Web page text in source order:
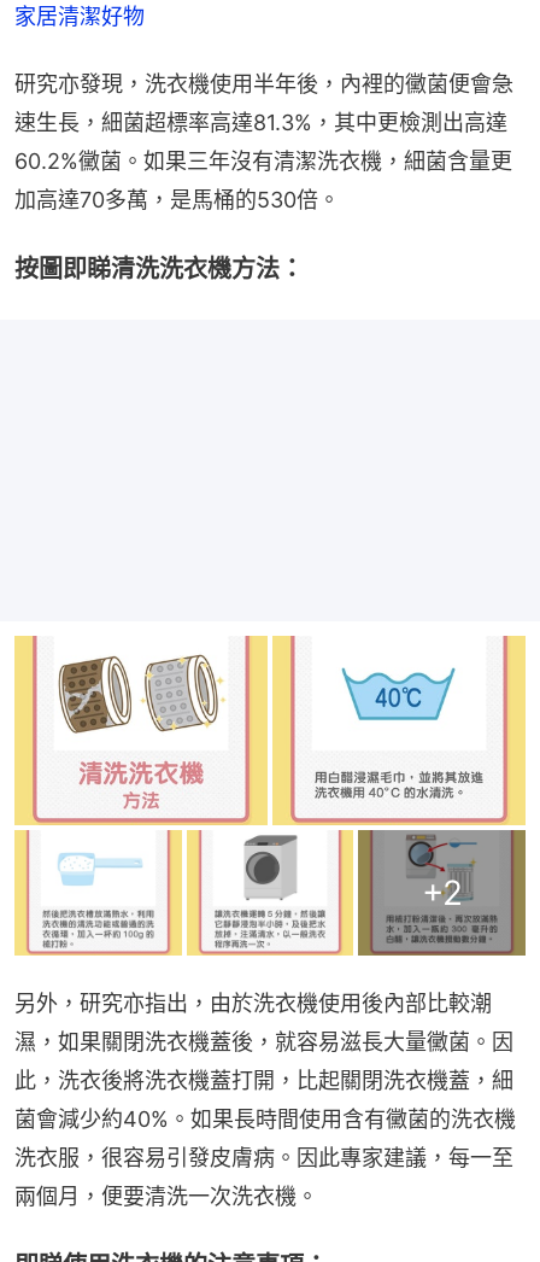
家居清潔好物
研究亦發現，洗衣機使用半年後，內裡的黴菌便會急
速生長，細菌超標率高達81.3%，其中更檢測出高達
60.2%黴菌。如果三年沒有清潔洗衣機，細菌含量更
加高達70多萬，是馬桶的530倍。
按圖即睇清洗洗衣機方法：
+2
另外，研究亦指出，由於洗衣機使用後內部比較潮
濕，如果關閉洗衣機蓋後，就容易滋長大量黴菌。因
此，洗衣後將洗衣機蓋打開，比起關閉洗衣機蓋，細
菌會減少約40%。如果長時間使用含有黴菌的洗衣機
洗衣服，很容易引發皮膚病。因此專家建議，每一至
兩個月，便要清洗一次洗衣機。